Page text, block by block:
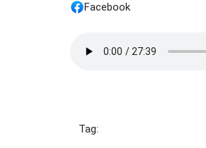
Facebook
Tag: